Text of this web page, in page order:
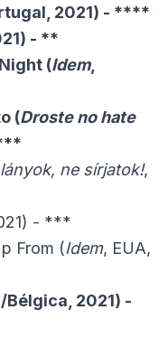
2021) - ****
- **
(Idem,
(Droste no hate
ne sírjatok!,
- ***
From (Idem, EUA,
Bélgica, 2021) -